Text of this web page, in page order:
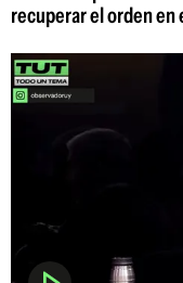
recuperar el orden en